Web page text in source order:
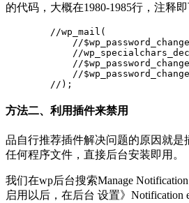
的代码，大概在1980-1985行，注释即
        //wp_mail(
//
//
//
//
        //);
方法二、利用插件来禁用
品自行推荐插件解决问题的原因就是
任何程序文件，直接后台安装即用。
我们在wp后台搜索Manage
启用以后，在后台 设置》Notification